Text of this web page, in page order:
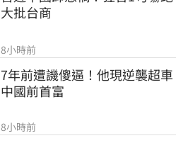
大批台商
8小時前
7年前遭譏傻逼！他現逆襲超車
中國前首富
8小時前